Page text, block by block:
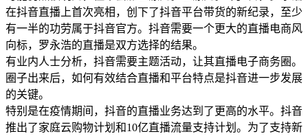
在抖音直播上首次亮相，创下了抖音平台带货的新纪录，至少
有一半的功劳属于抖音官方。抖音需要一个更大的直播电商风
向标，罗永浩的直播是双方选择的结果。
有业内人士分析，抖音需要主题活动，让其直播电子商务圈。
圈子出来后，如何有效结合直播和平台特点是抖音进一步发展
的关键。
特别是在疫情期间，抖音的直播业务达到了更高的水平。抖音
推出了家庭云购物计划和10亿直播流量支持计划。为了支持新